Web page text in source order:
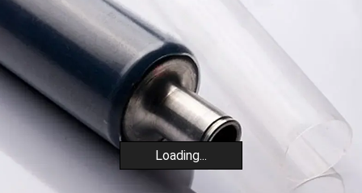
Loading...